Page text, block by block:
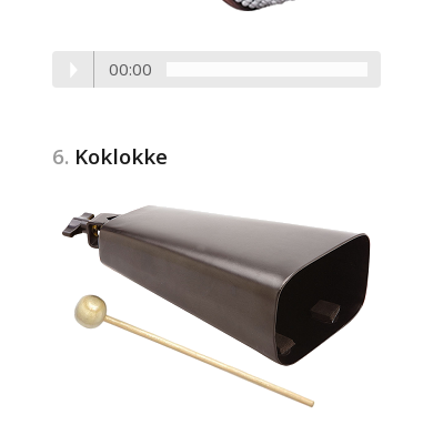
00:00
6. Koklokke